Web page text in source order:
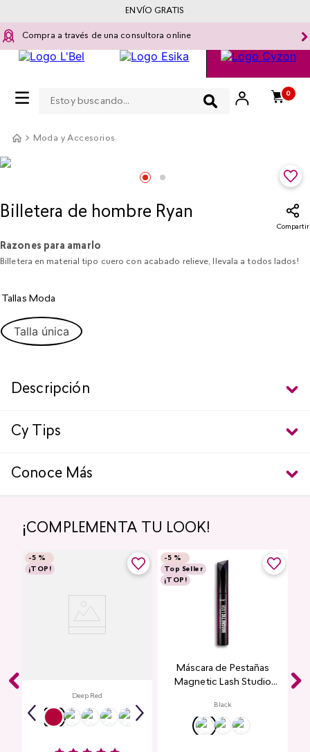
Compra a través de una consultora online
0
ENVÍO GRATIS
Moda y Accesorios
Billetera de hombre Ryan
Compartir
Razones para amarlo
Billetera en material tipo cuero con acabado relieve, llevala a todos lados!
Tallas Moda
Talla única
Descripción
Cy Tips
Conoce Más
¡COMPLEMENTA TU LOOK!
-5 %
¡TOP!
Deep Red
-5 %
Top Seller
¡TOP!
Máscara de Pestañas
Magnetic Lash Studio
Black